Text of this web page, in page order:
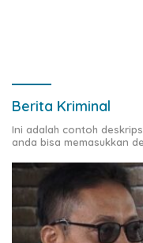
Berita Kriminal
Ini adalah contoh
anda bisa memasukkan